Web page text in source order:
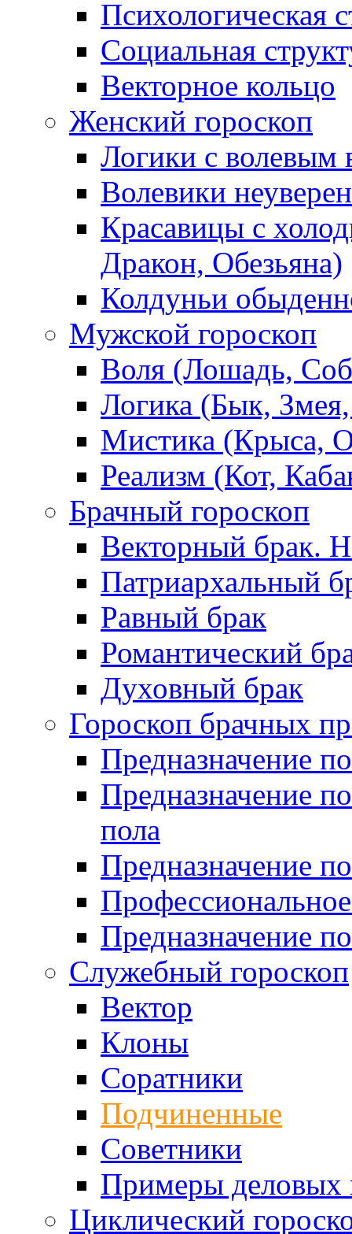
Психологическая
Социальная
Векторное кольцо
Женский гороскоп
Логики с
Волевики
Красавицы с
Дракон, Обезьяна)
Колдуньи
Мужской гороскоп
Воля (Лошадь,
Логика (Бык,
Мистика (Крыса,
Реализм (Кот,
Брачный гороскоп
Векторный брак.
Патриархальный
Равный брак
Романтический
Духовный брак
Гороскоп брачных
Предназначение
Предназначение
пола
Предназначение
Предназначение
Служебный гороскоп
Вектор
Клоны
Соратники
Подчиненные
Советники
Примеры деловых
Циклический